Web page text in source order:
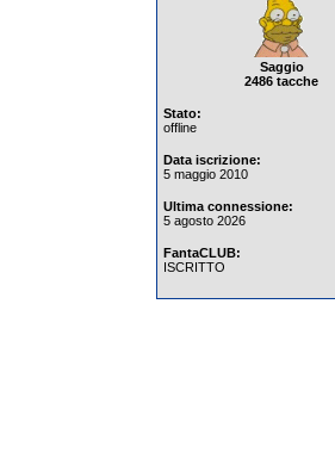
Saggio
2486 tacche
Stato:
offline
Data iscrizione:
5 maggio 2010
Ultima connessione:
5 agosto 2026
FantaCLUB:
ISCRITTO